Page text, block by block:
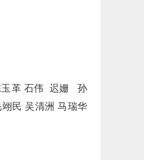
玉革 石伟 迟姗 孙
民 吴清洲 马瑞华